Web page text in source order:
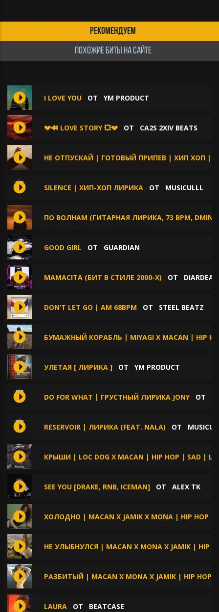
РЕКОМЕНДУЕМ
ПОХОЖИЕ БИТЫ НА САЙТЕ
I LOVE YOU ОТ YM PRODUCT
💔🔊 LOVE STORY 💥💔 ОТ CA2S 2XIV BEATS
НЕ ОТПУСКАЙ | ГОТОВЫЙ ПРИПЕВ | ХИП ХОП |
SILENCE | ХИП-ХОП ЛИРИКА ОТ MUSICULLL
ПО ВОЛНАМ (ГИТАРНАЯ ЛИРИКА, 73 BPM, DMIN)
GOOD GIRL ОТ GUARDIAN
MAMACITA (БИТ В СТИЛЕ 2000-Х) ОТ
DON’T LET GO | AM 68BPM ОТ STEEL BEATZ
БУМАЖНЫЙ КОРАБЛЬ | MIYAGI X MACAN | HIP
УЛЕТАЯ [ ЛИРИКА ] ОТ YM PRODUCT
DO FOR WHAT | ГРУСТНЫЙ ЛИРИКА JONYОТ
RESERVOIR | ЛИРИКА (FEAT. NALA) ОТ
КРЫШИ | LOC DOG X MACAN | HIP HOP | SAD |
SEE YOU [DRAKE, RNB, ICEMAN] ОТ ALEX TK
ХОЛОДНО | MACAN X JAMIK X MONA | HIP HOP |
НЕ УЛЫБНУЛСЯ | MACAN X MONA X JAMIK | HIP
РАЗБИТЫЙ | MACAN X MONA X JAMIK | HIP
LAURA ОТ BEATCASE